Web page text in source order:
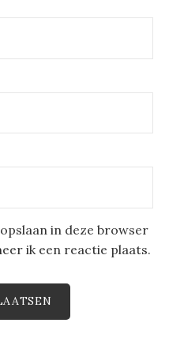
in deze browser
ik een reactie plaats.